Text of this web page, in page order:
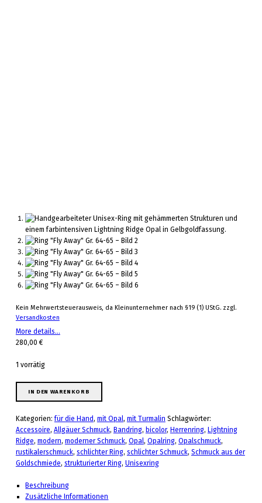
Kein Mehrwertsteuerausweis, da Kleinunternehmer nach §19 (1) UStG. zzgl.
Versandkosten
More details…
280,00€
1 vorrätig
Ring "Fly Away" Gr. 64-65 Menge
IN DEN WARENKORB
Kategorien:für die Hand, mit Opal, mit Turmalin Schlagwörter:
Accessoire, Allgäuer Schmuck, Bandring, bicolor, Herrenring, Lightning
Ridge, modern, moderner Schmuck, Opal, Opalring, Opalschmuck,
rustikalerschmuck, schlichter Ring, schlichter Schmuck, Schmuck aus der
Goldschmiede, strukturierter Ring, Unisexring
Beschreibung
Zusätzliche Informationen